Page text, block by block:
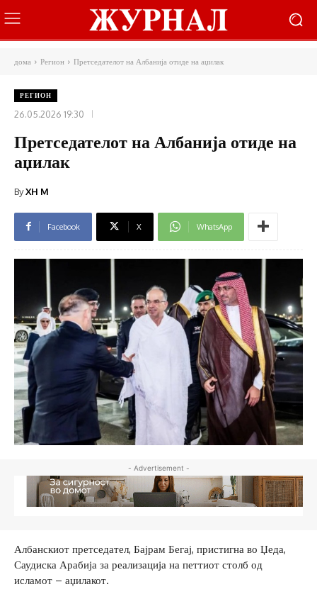
дома Регион Претседателот на Албанија отиде на аџилак
РЕГИОН
26.05.2026 19:30
Претседателот на Албанија отиде на
аџилак
ByXH M
Facebook X WhatsApp
- Advertisement -
Албанскиот претседател, Бајрам Бегај, пристигна во Џеда,
Саудиска Арабија за реализација на петтиот столб од
исламот – аџилакот.